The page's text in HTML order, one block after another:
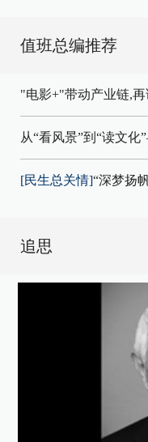
值班总编推荐
"电影+"带动产业链,
从“看风景”到“读文
[民生总关情]“深梦扬
追思